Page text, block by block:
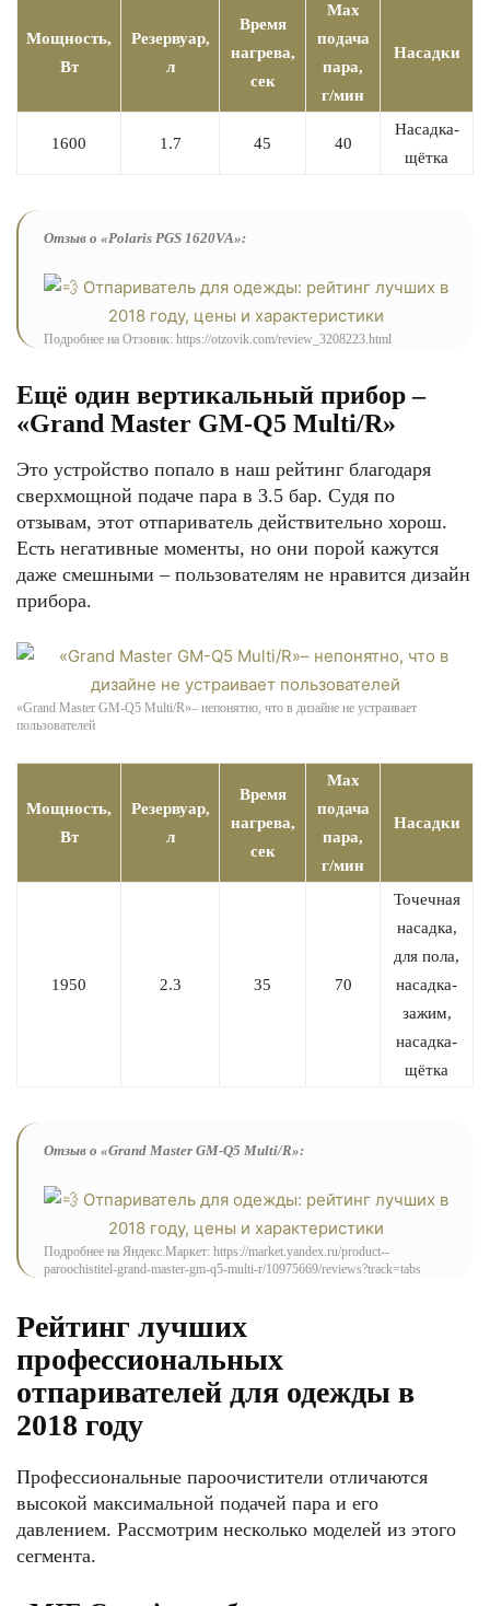
Мощность,
Вт
Резервуар,
л
Время
нагрева,
сек
Max
подача
пара,
г/мин
Насадки
1600 1.7 45 40
Насадка-
щётка
Отзыв о «Polaris PGS 1620VA»:
Подробнее на Отзовик: https://otzovik.com/review_3208223.html
Ещё один вертикальный прибор –
«Grand Master GM-Q5 Multi/R»
Это устройство попало в наш рейтинг благодаря
сверхмощной подаче пара в 3.5 бар. Судя по
отзывам, этот отпариватель действительно хорош.
Есть негативные моменты, но они порой кажутся
даже смешными – пользователям не нравится дизайн
прибора.
«Grand Master GM-Q5 Multi/R»– непонятно, что в дизайне не устраивает
пользователей
Мощность,
Вт
Резервуар,
л
Время
нагрева,
сек
Max
подача
пара,
г/мин
Насадки
1950 2.3 35 70
Точечная
насадка,
для пола,
насадка-
зажим,
насадка-
щётка
Отзыв о «Grand Master GM-Q5 Multi/R»:
Подробнее на Яндекс.Маркет: https://market.yandex.ru/product--
paroochistitel-grand-master-gm-q5-multi-r/10975669/reviews?track=tabs
Рейтинг лучших
профессиональных
отпаривателей для одежды в
2018 году
Профессиональные пароочистители отличаются
высокой максимальной подачей пара и его
давлением. Рассмотрим несколько моделей из этого
сегмента.